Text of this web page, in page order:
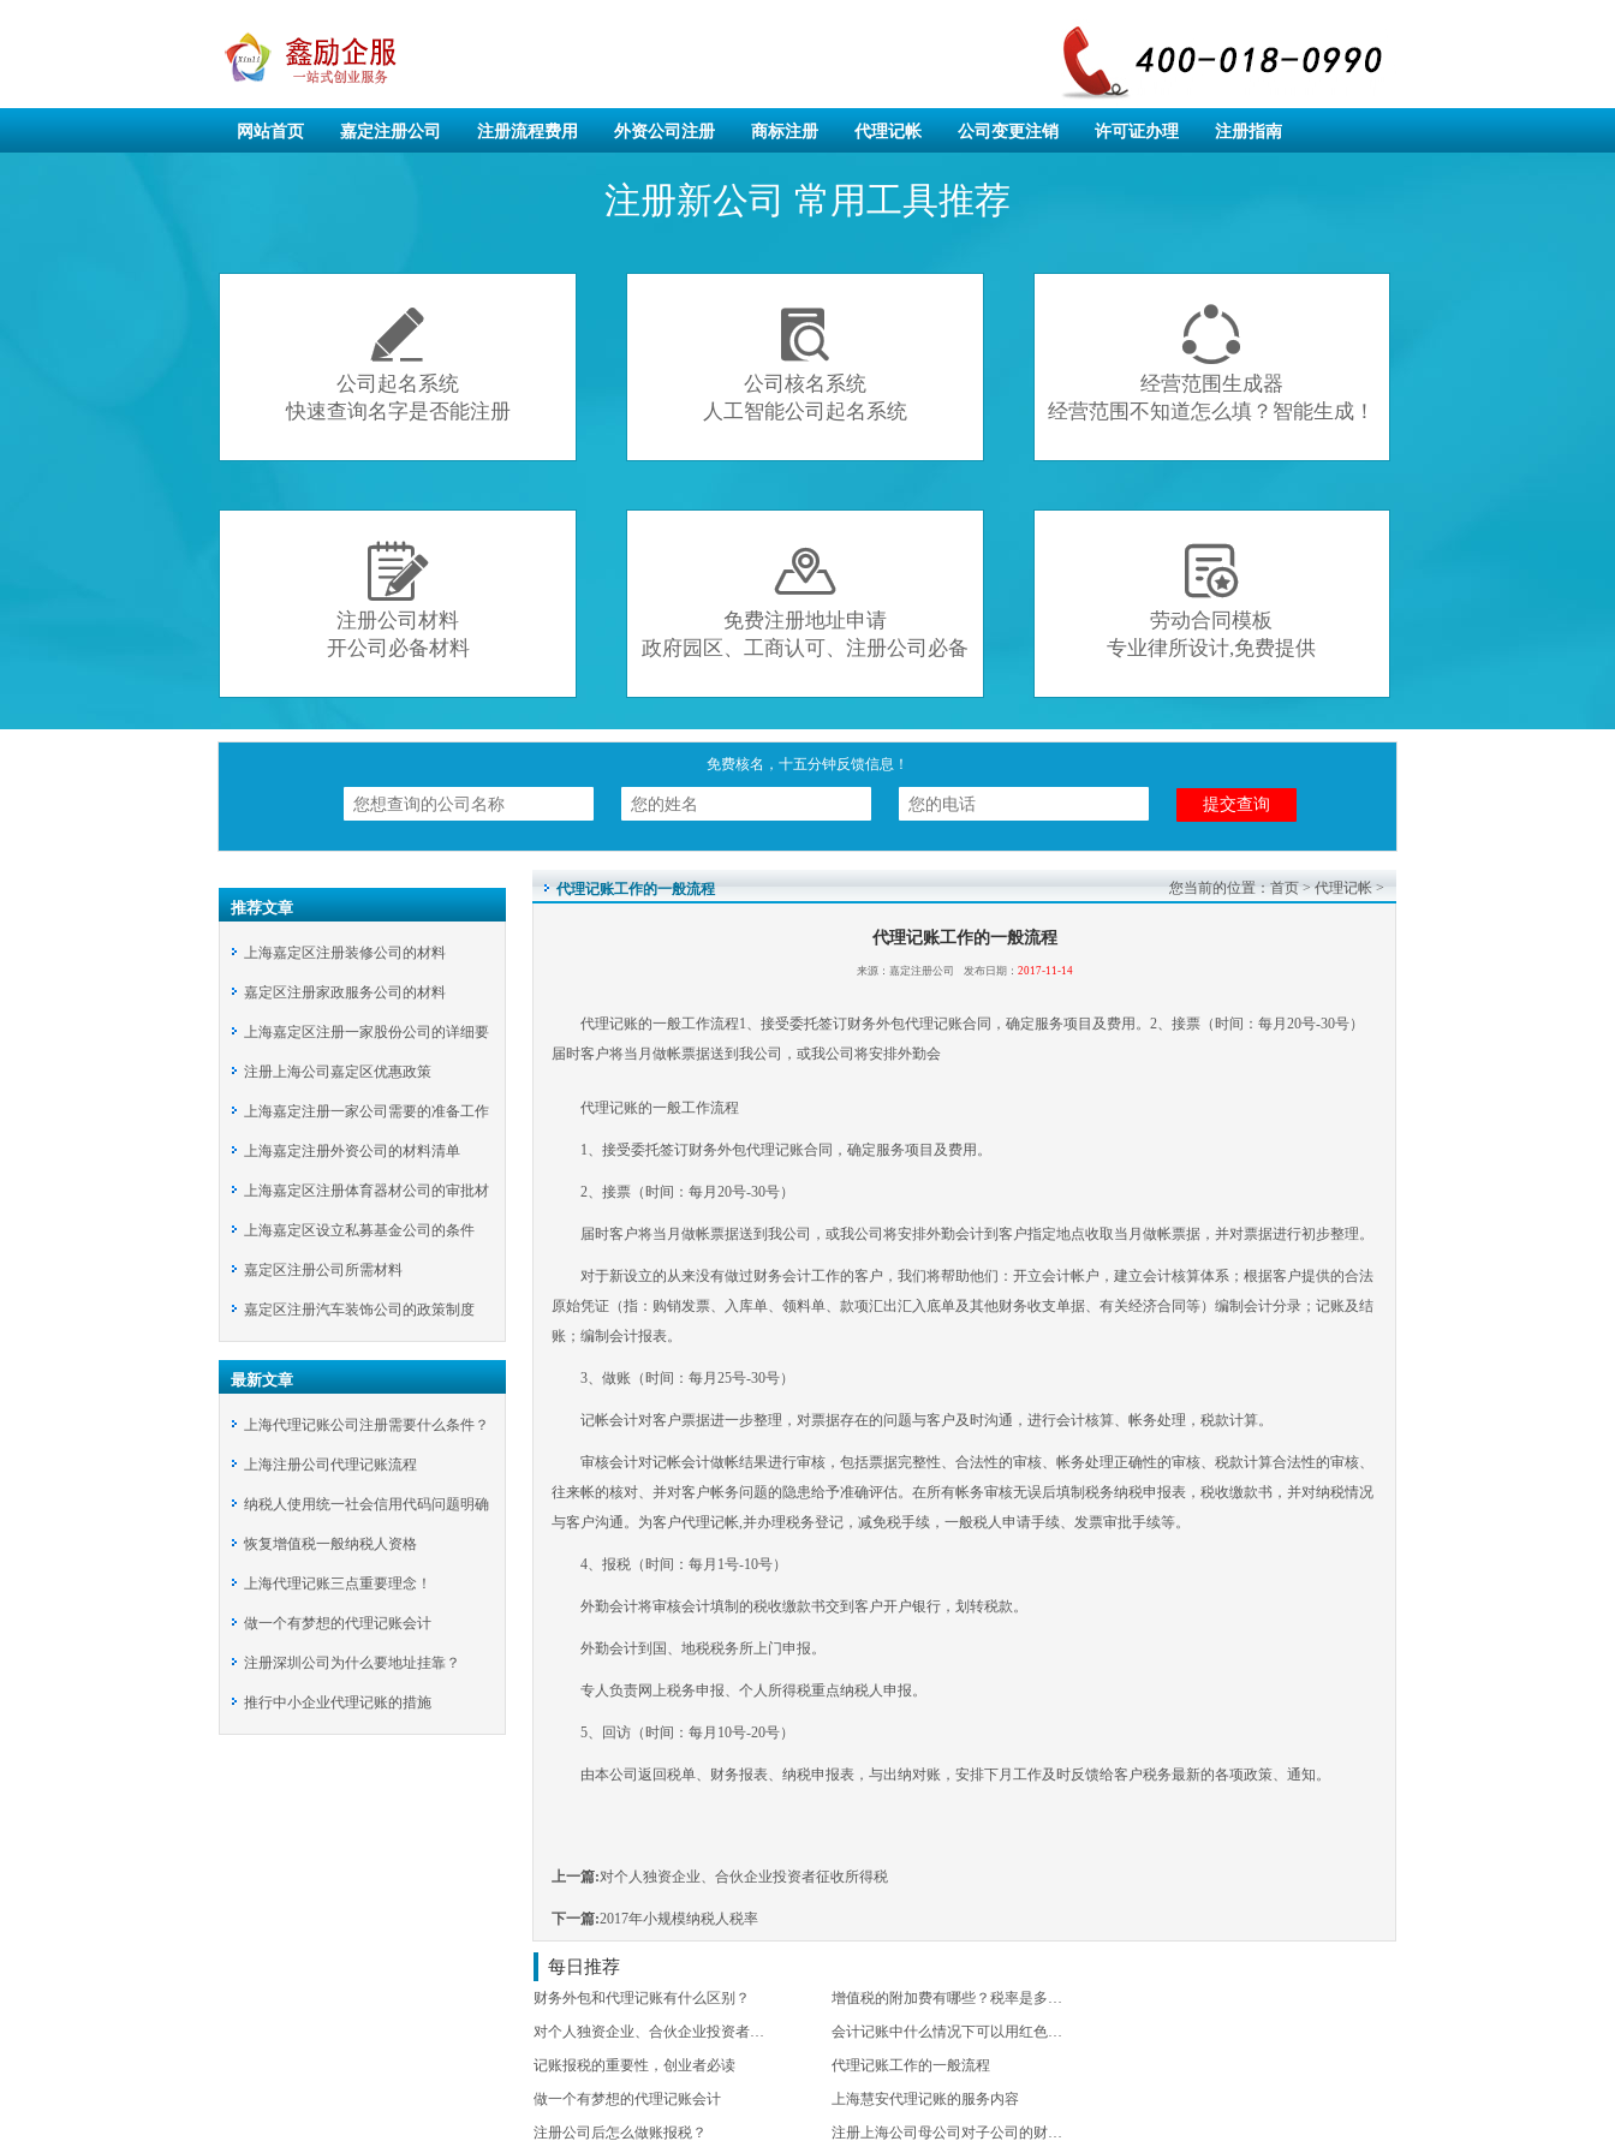
网站首页 嘉定注册公司 注册流程费用 外资公司注册 商标注册 代理记帐 公司变更注销 许可证办理 注册指南
注册新公司 常用工具推荐

公司起名系统
快速查询名字是否能注册

公司核名系统
人工智能公司起名系统

经营范围生成器
经营范围不知道怎么填？智能生成！

注册公司材料
开公司必备材料

免费注册地址申请
政府园区、工商认可、注册公司必备

劳动合同模板
专业律所设计,免费提供
免费核名，十五分钟反馈信息！
推荐文章
上海嘉定区注册装修公司的材料
嘉定区注册家政服务公司的材料
上海嘉定区注册一家股份公司的详细要
求
注册上海公司嘉定区优惠政策
上海嘉定注册一家公司需要的准备工作
上海嘉定注册外资公司的材料清单
上海嘉定区注册体育器材公司的审批材
料
上海嘉定区设立私募基金公司的条件
嘉定区注册公司所需材料
嘉定区注册汽车装饰公司的政策制度
最新文章
上海代理记账公司注册需要什么条件？
上海注册公司代理记账流程
纳税人使用统一社会信用代码问题明确
恢复增值税一般纳税人资格
上海代理记账三点重要理念！
做一个有梦想的代理记账会计
注册深圳公司为什么要地址挂靠？
推行中小企业代理记账的措施
代理记账工作的一般流程 您当前的位置： 首页 > 代理记帐 >
代理记账工作的一般流程
来源：嘉定注册公司 发布日期： 2017-11-14
代理记账的一般工作流程1、接受委托签订财务外包代理记账合同，确定服务项目及费用。2、接票（时间：每月20号-30号）
届时客户将当月做帐票据送到我公司，或我公司将安排外勤会
代理记账的一般工作流程
1、接受委托签订财务外包代理记账合同，确定服务项目及费用。
2、接票（时间：每月20号-30号）
届时客户将当月做帐票据送到我公司，或我公司将安排外勤会计到客户指定地点收取当月做帐票据，并对票据进行初步整理。
对于新设立的从来没有做过财务会计工作的客户，我们将帮助他们：开立会计帐户，建立会计核算体系；根据客户提供的合法
原始凭证（指：购销发票、入库单、领料单、款项汇出汇入底单及其他财务收支单据、有关经济合同等）编制会计分录；记账及结
账；编制会计报表。
3、做账（时间：每月25号-30号）
记帐会计对客户票据进一步整理，对票据存在的问题与客户及时沟通，进行会计核算、帐务处理，税款计算。
审核会计对记帐会计做帐结果进行审核，包括票据完整性、合法性的审核、帐务处理正确性的审核、税款计算合法性的审核、
往来帐的核对、并对客户帐务问题的隐患给予准确评估。在所有帐务审核无误后填制税务纳税申报表，税收缴款书，并对纳税情况
与客户沟通。为客户代理记帐,并办理税务登记，减免税手续，一般税人申请手续、发票审批手续等。
4、报税（时间：每月1号-10号）
外勤会计将审核会计填制的税收缴款书交到客户开户银行，划转税款。
外勤会计到国、地税税务所上门申报。
专人负责网上税务申报、个人所得税重点纳税人申报。
5、回访（时间：每月10号-20号）
由本公司返回税单、财务报表、纳税申报表，与出纳对账，安排下月工作及时反馈给客户税务最新的各项政策、通知。
上一篇:对个人独资企业、合伙企业投资者征收所得税
下一篇:2017年小规模纳税人税率
每日推荐
财务外包和代理记账有什么区别？
增值税的附加费有哪些？税率是多少？
对个人独资企业、合伙企业投资者征收所得税
会计记账中什么情况下可以用红色墨水书写
记账报税的重要性，创业者必读
代理记账工作的一般流程
做一个有梦想的代理记账会计
上海慧安代理记账的服务内容
注册公司后怎么做账报税？
注册上海公司母公司对子公司的财务管理方式